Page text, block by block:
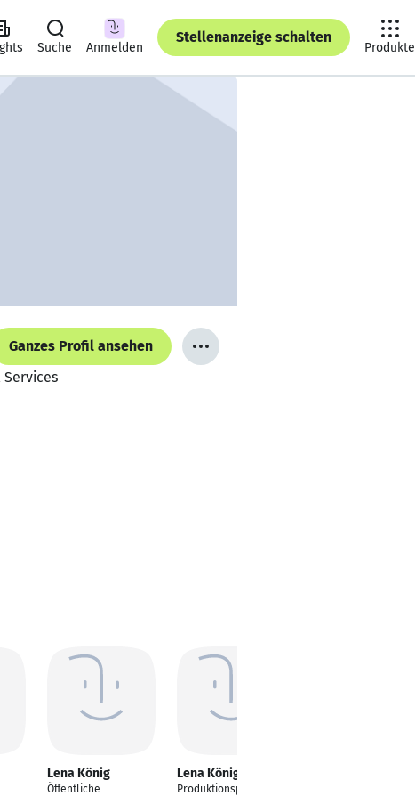
Suche Anmelden
Stellenanzeige schalten
Produkte
Ganzes Profil ansehen
Lena König
Öffentliche
Lena König
Produktionsplanerin